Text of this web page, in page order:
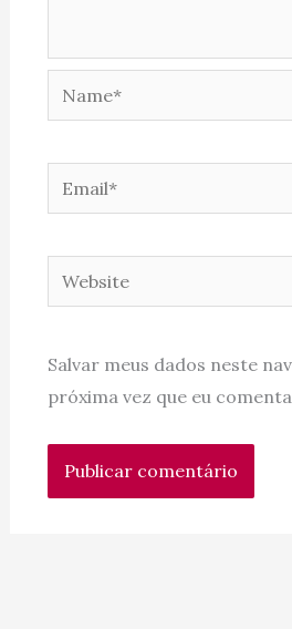
Name*
Email*
Website
Salvar meus dados neste
próxima vez que eu